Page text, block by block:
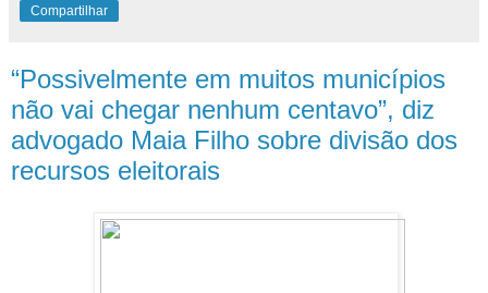
Compartilhar
“Possivelmente em muitos municípios
não vai chegar nenhum centavo”, diz
advogado Maia Filho sobre divisão dos
recursos eleitorais